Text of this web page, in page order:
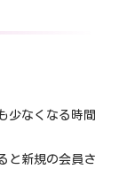
少なくなる時間
と新規の会員さ